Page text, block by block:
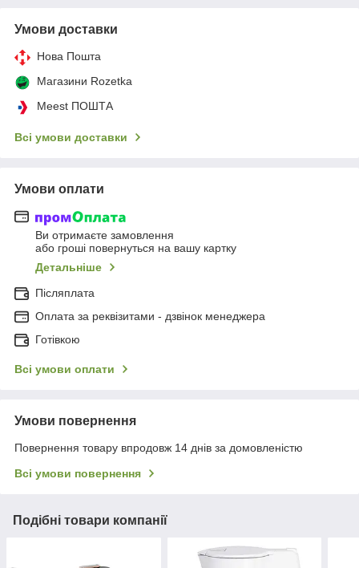
Умови доставки
Нова Пошта
Магазини Rozetka
Meest ПОШТА
Всі умови доставки
Умови оплати
Ви отримаєте замовлення
або гроші повернуться на вашу картку
Детальніше
Післяплата
Оплата за реквізитами - дзвінок менеджера
Готівкою
Всі умови оплати
Умови повернення
Повернення товару впродовж 14 днів за домовленістю
Всі умови повернення
Подібні товари компанії